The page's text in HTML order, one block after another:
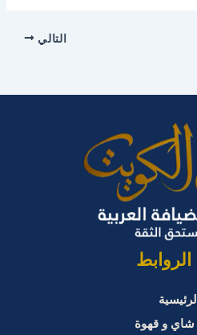
التالي
الروابط
الرئيسية
و قهوة